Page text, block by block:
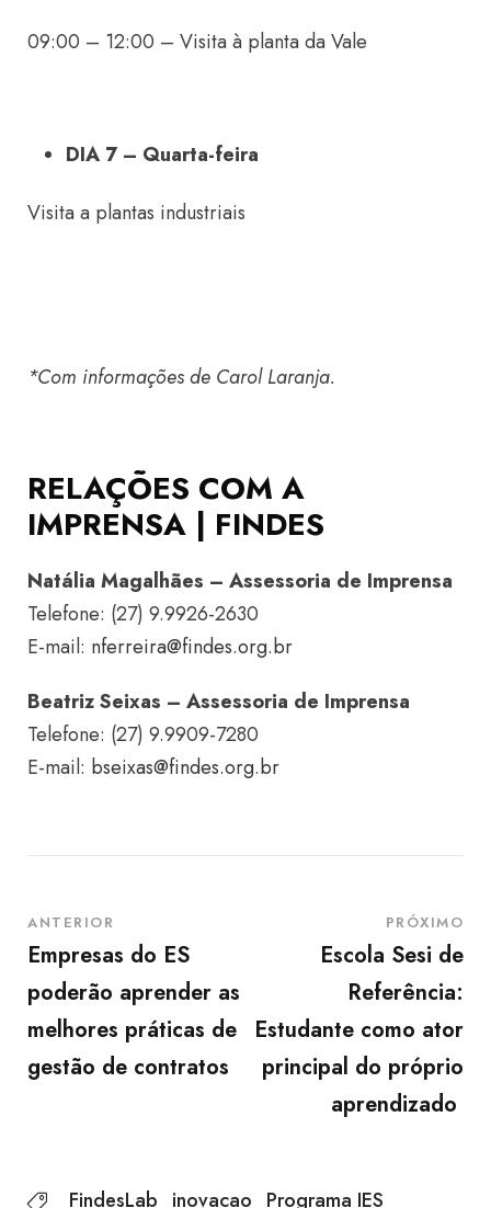
09:00 – 12:00 – Visita à planta da Vale
DIA 7 – Quarta-feira
Visita a plantas industriais
*Com informações de Carol Laranja.
RELAÇÕES COM A
IMPRENSA | FINDES
Natália Magalhães – Assessoria de Imprensa
Telefone: (27) 9.9926-2630
E-mail: nferreira@findes.org.br
Beatriz Seixas – Assessoria de Imprensa
Telefone: (27) 9.9909-7280
E-mail: bseixas@findes.org.br
ANTERIOR
Empresas do ES
poderão aprender as
melhores práticas de
gestão de contratos
PRÓXIMO
Escola Sesi de
Referência:
Estudante como ator
principal do próprio
aprendizado
FindesLab inovacao Programa IES